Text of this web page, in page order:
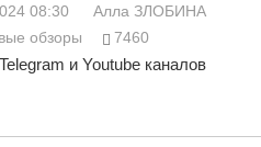
08:30
Алла ЗЛОБИНА
обзоры
7460
и Youtube каналов